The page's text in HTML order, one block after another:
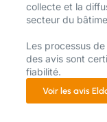
collecte et la
secteur du
Les processus
des avis sont
fiabilité.
Voir les avis